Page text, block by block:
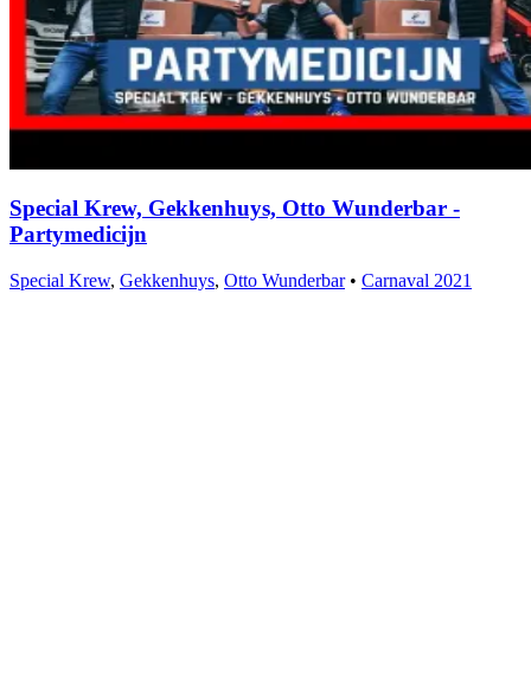
Special Krew, Gekkenhuys, Otto Wunderbar -
Partymedicijn
Special Krew, Gekkenhuys, Otto Wunderbar • Carnaval 2021